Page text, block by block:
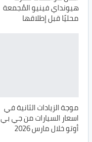
هيونداي فينيو المُجمعة
محليًا قبل إطلاقها
موجة الزيادات الثانية في
اسعار السيارات من جي بي
أوتو خلال مارس 2026